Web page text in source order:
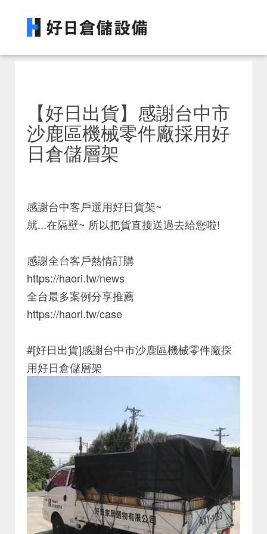
【好日出貨】感謝台中市
沙鹿區機械零件廠採用好
日倉儲層架
感謝台中客戶選用好日貨架~
就...在隔壁~ 所以把貨直接送過去給您啦!
感謝全台客戶熱情訂購
https://haori.tw/news
全台最多案例分享推薦
https://haori.tw/case
#[好日出貨]感謝台中市沙鹿區機械零件廠採
用好日倉儲層架